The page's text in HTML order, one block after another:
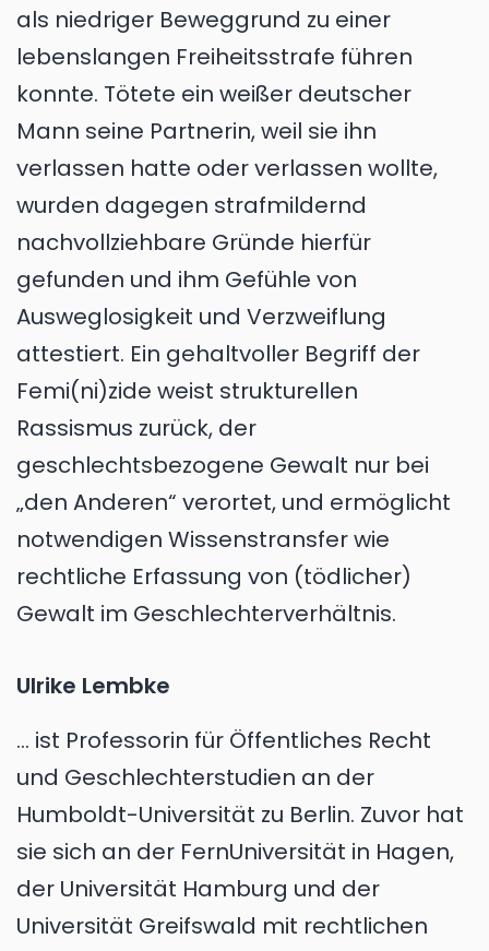
als niedriger Beweggrund zu einer
lebenslangen Freiheitsstrafe führen
konnte. Tötete ein weißer deutscher
Mann seine Partnerin, weil sie ihn
verlassen hatte oder verlassen wollte,
wurden dagegen strafmildernd
nachvollziehbare Gründe hierfür
gefunden und ihm Gefühle von
Ausweglosigkeit und Verzweiflung
attestiert. Ein gehaltvoller Begriff der
Femi(ni)zide weist strukturellen
Rassismus zurück, der
geschlechtsbezogene Gewalt nur bei
„den Anderen“ verortet, und ermöglicht
notwendigen Wissenstransfer wie
rechtliche Erfassung von (tödlicher)
Gewalt im Geschlechterverhältnis.
Ulrike Lembke
... ist Professorin für Öffentliches Recht
und Geschlechterstudien an der
Humboldt-Universität zu Berlin. Zuvor hat
sie sich an der FernUniversität in Hagen,
der Universität Hamburg und der
Universität Greifswald mit rechtlichen